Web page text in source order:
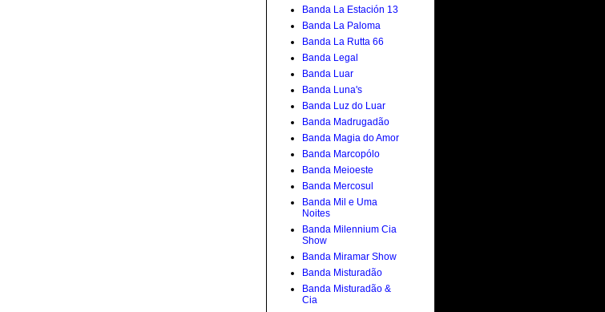
Banda La Estación 13
Banda La Paloma
Banda La Rutta 66
Banda Legal
Banda Luar
Banda Luna's
Banda Luz do Luar
Banda Madrugadão
Banda Magia do Amor
Banda Marcopólo
Banda Meioeste
Banda Mercosul
Banda Mil e Uma
Noites
Banda Milennium Cia
Show
Banda Miramar Show
Banda Misturadão
Banda Misturadão &
Cia